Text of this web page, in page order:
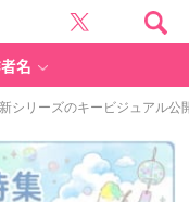
名
シリーズのキービジュアル公